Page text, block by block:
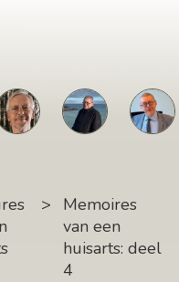
>
Memoires
van een
huisarts: deel
4